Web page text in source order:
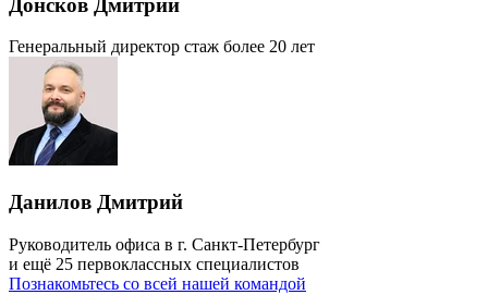
Генеральный директор стаж более 20 лет
Данилов Дмитрий
Руководитель офиса в г. Санкт-Петербург
и ещё 25 первоклассных специалистов
Познакомьтесь со всей нашей командой